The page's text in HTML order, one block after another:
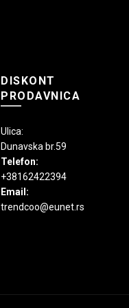
DISKONT
PRODAVNICA
Ulica:
Dunavska br.59
Telefon:
+38162422394
Email:
trendcoo@eunet.rs